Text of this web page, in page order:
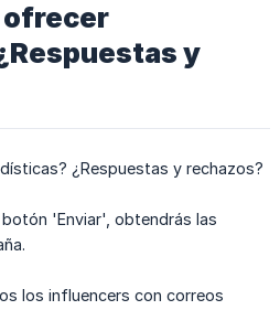
ofrecer
y
¿Respuestas y rechazos?
'Enviar', obtendrás las
los influencers con correos